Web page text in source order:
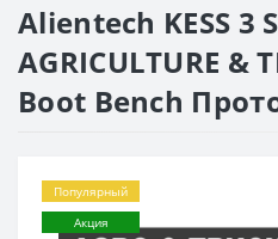
Alientech KESS 3
AGRICULTURE &
Boot Bench
Популярный
Акция